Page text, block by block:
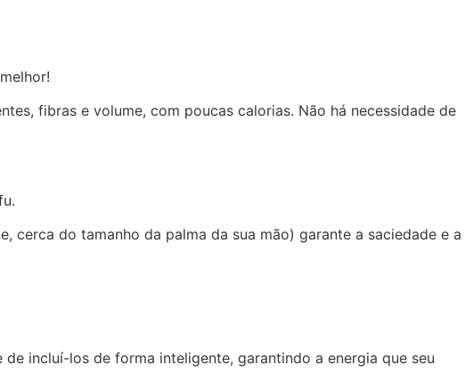
fibras e volume, com poucas calorias. Não há necessidade de
cerca do tamanho da palma da sua mão) garante a saciedade e a
incluí-los de forma inteligente, garantindo a energia que seu